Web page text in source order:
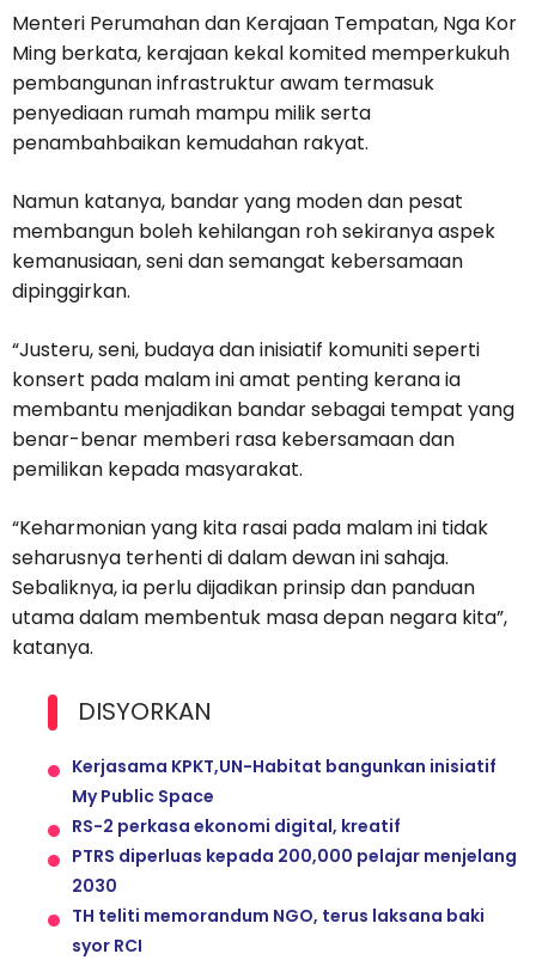
Menteri Perumahan dan Kerajaan Tempatan, Nga Kor
Ming berkata, kerajaan kekal komited memperkukuh
pembangunan infrastruktur awam termasuk
penyediaan rumah mampu milik serta
penambahbaikan kemudahan rakyat.
Namun katanya, bandar yang moden dan pesat
membangun boleh kehilangan roh sekiranya aspek
kemanusiaan, seni dan semangat kebersamaan
dipinggirkan.
“Justeru, seni, budaya dan inisiatif komuniti seperti
konsert pada malam ini amat penting kerana ia
membantu menjadikan bandar sebagai tempat yang
benar-benar memberi rasa kebersamaan dan
pemilikan kepada masyarakat.
“Keharmonian yang kita rasai pada malam ini tidak
seharusnya terhenti di dalam dewan ini sahaja.
Sebaliknya, ia perlu dijadikan prinsip dan panduan
utama dalam membentuk masa depan negara kita”,
katanya.
DISYORKAN
Kerjasama KPKT,UN-Habitat bangunkan inisiatif
My Public Space
RS-2 perkasa ekonomi digital, kreatif
PTRS diperluas kepada 200,000 pelajar menjelang
2030
TH teliti memorandum NGO, terus laksana baki
syor RCI